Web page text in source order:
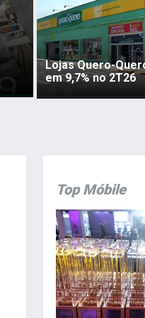
Lojas Quero-
em 9,7% no 2T26
Top Móbile